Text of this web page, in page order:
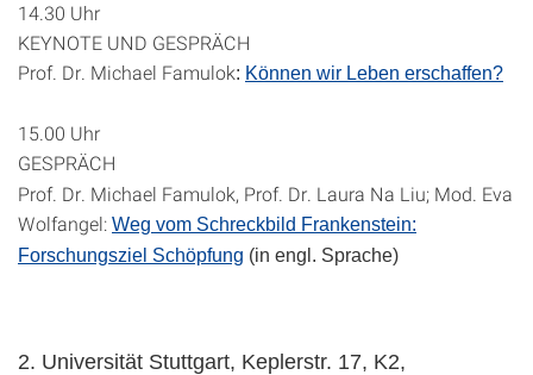
14.30 Uhr
KEYNOTE UND GESPRÄCH
Prof. Dr. Michael Famulok: Können wir Leben erschaffen?
15.00 Uhr
GESPRÄCH
Prof. Dr. Michael Famulok, Prof. Dr. Laura Na Liu; Mod. Eva
Wolfangel: Weg vom Schreckbild Frankenstein:
Forschungsziel Schöpfung (in engl. Sprache)
2. Universität Stuttgart, Keplerstr. 17, K2,